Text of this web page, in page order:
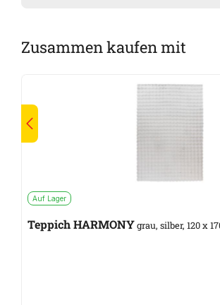
Zusammen kaufen mit
Auf Lager
Teppich HARMONYgrau, silber, 120 x